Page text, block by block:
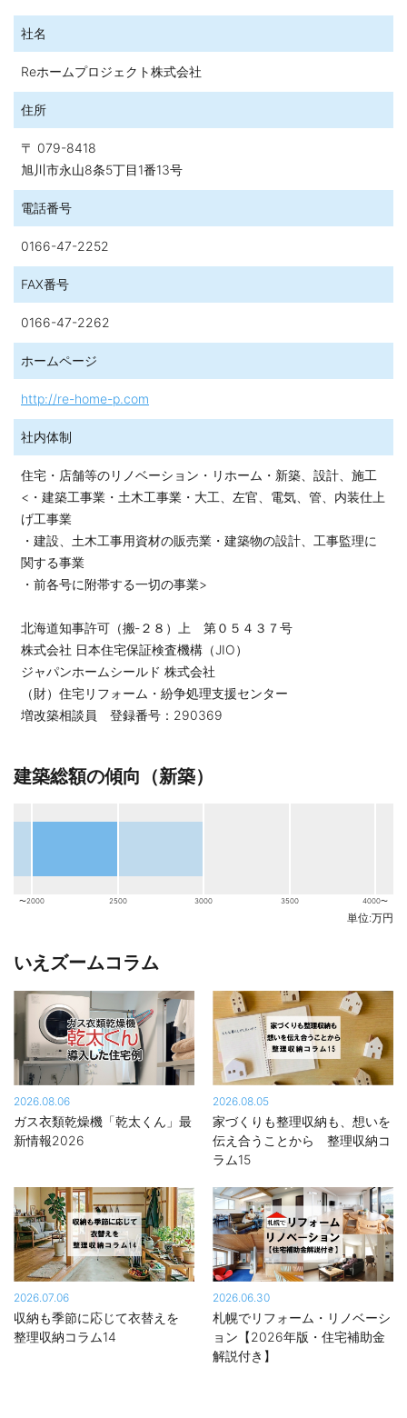
社名
Reホームプロジェクト株式会社
住所
〒 079-8418
旭川市永山8条5丁目1番13号
電話番号
0166-47-2252
FAX番号
0166-47-2262
ホームページ
http://re-home-p.com
社内体制
住宅・店舗等のリノベーション・リホーム・新築、設計、施工
<・建築工事業・土木工事業・大工、左官、電気、管、内装仕上
げ工事業
・建設、土木工事用資材の販売業・建築物の設計、工事監理に
関する事業
・前各号に附帯する一切の事業>
北海道知事許可（搬‐２８）上 第０５４３７号
株式会社 日本住宅保証検査機構（JIO）
ジャパンホームシールド 株式会社
（財）住宅リフォーム・紛争処理支援センター
増改築相談員 登録番号：290369
建築総額の傾向（新築）
〜2000 2500 3000 3500 4000〜
単位:万円
いえズームコラム
2026.08.06
ガス衣類乾燥機「乾太くん」最
新情報2026
2026.08.05
家づくりも整理収納も、想いを
伝え合うことから 整理収納コ
ラム15
2026.07.06
収納も季節に応じて衣替えを
整理収納コラム14
2026.06.30
札幌でリフォーム・リノベーシ
ョン【2026年版・住宅補助金
解説付き】